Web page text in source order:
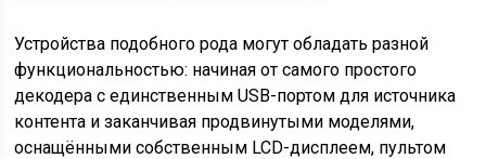
Устройства подобного рода могут обладать разной
функциональностью: начиная от самого простого
декодера с единственным USB-портом для источника
контента и заканчивая продвинутыми моделями,
оснащёнными собственным LCD-дисплеем, пультом